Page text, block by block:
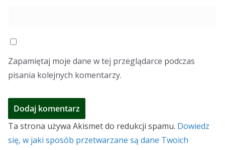
Zapamiętaj moje dane w tej przeglądarce podczas
pisania kolejnych komentarzy.
Ta strona używa Akismet do redukcji spamu. Dowiedz
się, w jaki sposób przetwarzane są dane Twoich